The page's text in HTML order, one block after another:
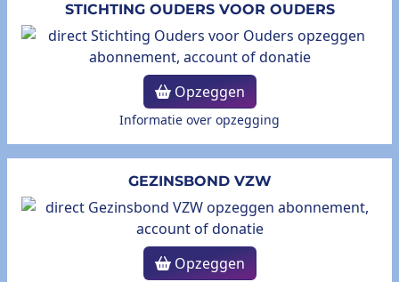
STICHTING OUDERS VOOR OUDERS
Opzeggen
Informatie over opzegging
GEZINSBOND VZW
Opzeggen